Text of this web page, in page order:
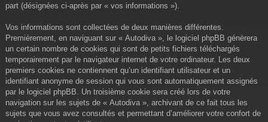
part (désignées ci-après par « vos informations »).
Vos informations sont collectées de deux manières différentes.
Premièrement, en naviguant sur « Autodiva », le logiciel phpBB génèrera
un certain nombre de cookies qui sont de petits fichiers téléchargés
temporairement par le navigateur internet de votre ordinateur. Les deux
premiers cookies ne contiennent qu’un identifiant utilisateur et un
identifiant anonyme de session qui vous sont automatiquement assignés
par le logiciel phpBB. Un troisième cookie sera créé lors de votre
navigation sur les sujets de « Autodiva », archivant de ce fait tous les
sujets que vous avez consultés et permettant d’améliorer votre confort de